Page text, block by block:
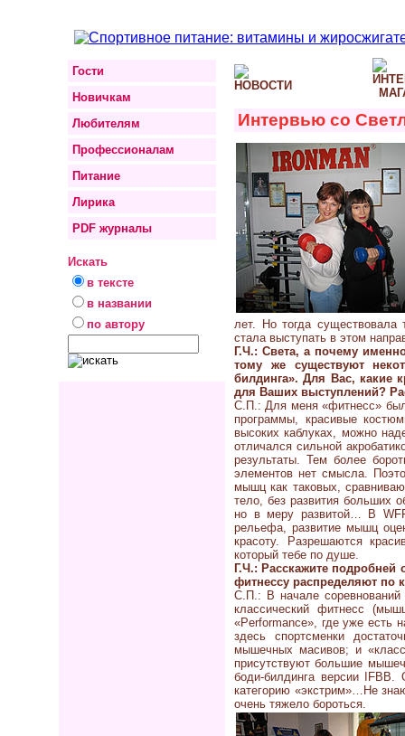
Гости
Новичкам
Любителям
Профессионалам
Питание
Лирика
PDF журналы
Искать
в тексте
в названии
по автору
Интервью со
лет. Но тогда существовала
стала выступать в этом
Г.Ч.: Света, а почему
тому же существуют
билдинга». Для Вас, какие
для Ваших выступлений?
С.П.: Для меня «фитнесс» был
программы, красивые
высоких каблуках, можно
отличался сильной
результаты. Тем более
элементов нет смысла.
мышц как таковых,
тело, без развития больших
но в меру развитой… В
рельефа, развитие мышц
красоту. Разрешаются
который тебе по душе.
Г.Ч.: Расскажите подробней
фитнессу распределяют по
С.П.: В начале соревнований
классический фитнесс
«Performance», где уже есть
здесь спортсменки
мышечных масивов; и
присутствуют большие
боди-билдинга версии
категорию «экстрим»…Не
очень тяжело бороться.